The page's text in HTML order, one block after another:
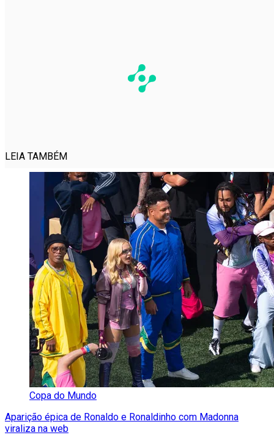
LEIA TAMBÉM
Copa do Mundo
Aparição épica de Ronaldo e Ronaldinho com Madonna
viraliza na web